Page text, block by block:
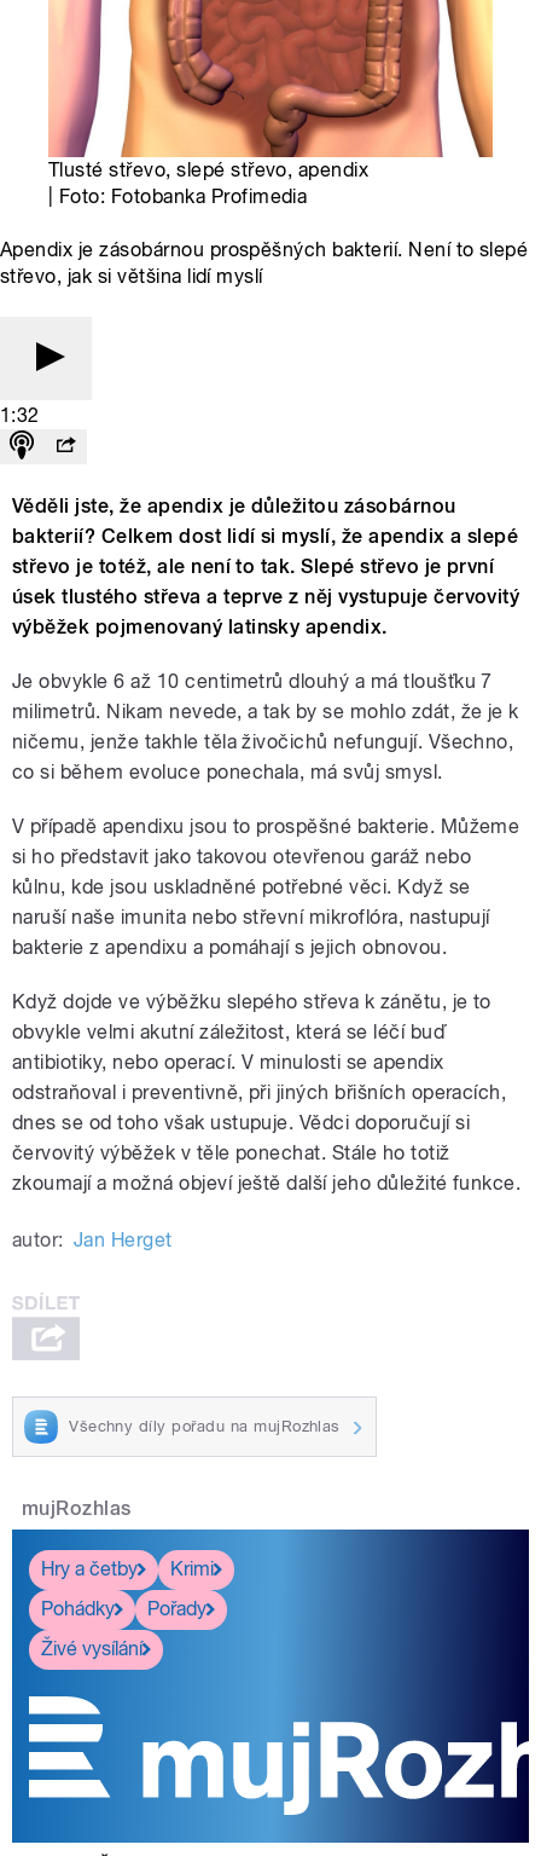
Tlusté střevo, slepé střevo, apendix
| Foto: Fotobanka Profimedia
Apendix je zásobárnou prospěšných bakterií. Není to slepé
střevo, jak si většina lidí myslí
1:32
Věděli jste, že apendix je důležitou zásobárnou
bakterií? Celkem dost lidí si myslí, že apendix a slepé
střevo je totéž, ale není to tak. Slepé střevo je první
úsek tlustého střeva a teprve z něj vystupuje červovitý
výběžek pojmenovaný latinsky apendix.
Je obvykle 6 až 10 centimetrů dlouhý a má tloušťku 7
milimetrů. Nikam nevede, a tak by se mohlo zdát, že je k
ničemu, jenže takhle těla živočichů nefungují. Všechno,
co si během evoluce ponechala, má svůj smysl.
V případě apendixu jsou to prospěšné bakterie. Můžeme
si ho představit jako takovou otevřenou garáž nebo
kůlnu, kde jsou uskladněné potřebné věci. Když se
naruší naše imunita nebo střevní mikroflóra, nastupují
bakterie z apendixu a pomáhají s jejich obnovou.
Když dojde ve výběžku slepého střeva k zánětu, je to
obvykle velmi akutní záležitost, která se léčí buď
antibiotiky, nebo operací. V minulosti se apendix
odstraňoval i preventivně, při jiných břišních operacích,
dnes se od toho však ustupuje. Vědci doporučují si
červovitý výběžek v těle ponechat. Stále ho totiž
zkoumají a možná objeví ještě další jeho důležité funkce.
autor: Jan Herget
Všechny díly pořadu na mujRozhlas
mujRozhlas
Hry a četby
Krimi
Pohádky
Pořady
Živé vysílání